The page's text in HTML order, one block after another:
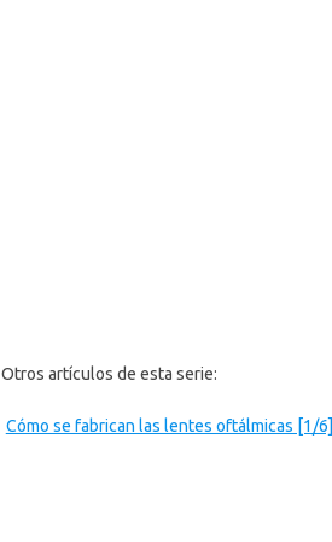
Otros artículos de esta serie:
Cómo se fabrican las lentes oftálmicas [1/6]